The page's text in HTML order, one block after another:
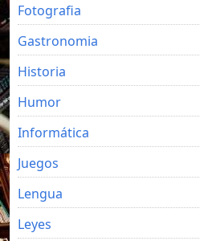
Fotografia
Gastronomia
Historia
Humor
Informática
Juegos
Lengua
Leyes